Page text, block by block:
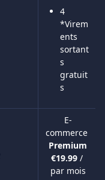
4
*Virem
ents
sortant
s
gratuit
s
E-
commerce
Premium
€19.99 /
par mois